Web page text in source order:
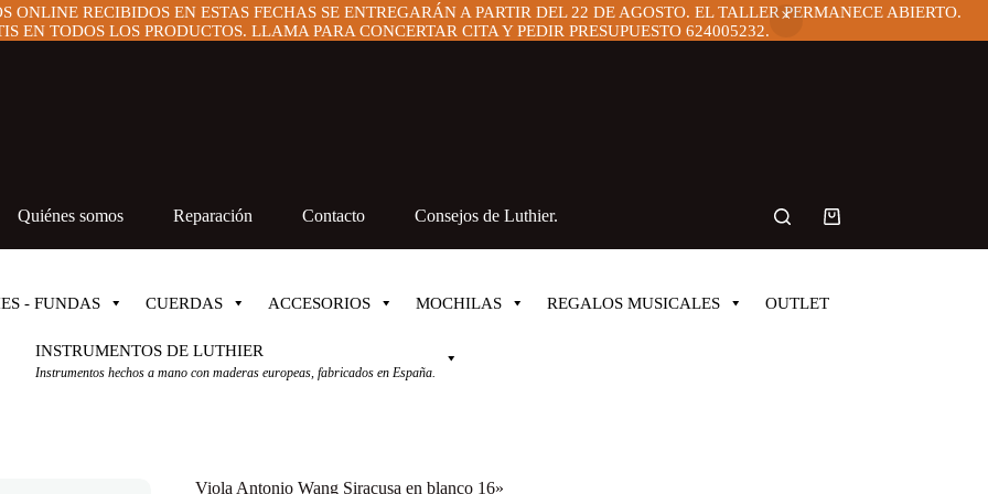
RECIBIDOS EN ESTAS FECHAS SE ENTREGARÁN A PARTIR DEL 22 DE AGOSTO. EL TALLER PERMANECE ABIERTO.
EN TODOS LOS PRODUCTOS. LLAMA PARA CONCERTAR CITA Y PEDIR PRESUPUESTO 624005232.
Quiénes somos Reparación Contacto Consejos de Luthier.
Carro
- FUNDAS CUERDAS ACCESORIOS MOCHILAS REGALOS MUSICALES OUTLET
INSTRUMENTOS DE LUTHIER
Instrumentos hechos a mano con maderas europeas, fabricados en España.
Viola Antonio Wang Siracusa en blanco 16»